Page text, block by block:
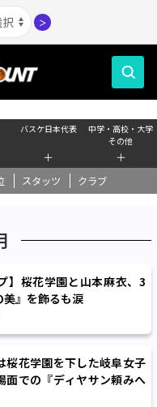
＞
バスケ日本代表
＋
中学・高校・大学
その他
＋
スタッツ クラブ
】桜花学園と山本麻衣、3
』を飾るも涙
桜花学園を下した岐阜女子
面での『ディヤサン頼みへ
手に